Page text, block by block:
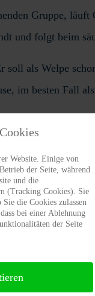
Gruppe,
und folgt beim
als Welpe
im besten Fall
Tierhalter
Infos
Patenschaften
Website. Einige von
der Seite, während
und die
(Tracking Cookies). Sie
Sie die Cookies zulassen
bei einer Ablehnung
der Seite